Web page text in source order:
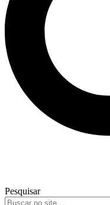
Pesquisar